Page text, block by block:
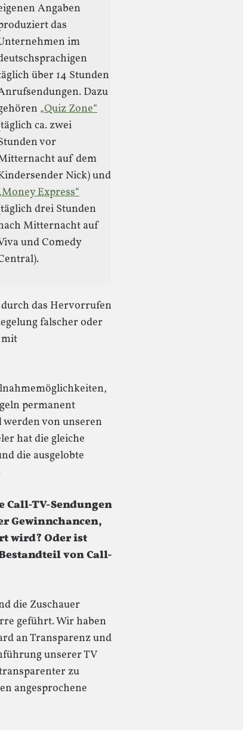
Angaben
das
im
über 14 Stunden
Dazu
„Quiz Zone“
ca. zwei
vor
auf dem
Nick) und
Express“
drei Stunden
Mitternacht auf
und Comedy
durch das Hervorrufen
falscher oder
mit
permanent
von unseren
hat die gleiche
die ausgelobte
Call-TV-Sendungen
Gewinnchancen,
wird? Oder ist
von Call-
die Zuschauer
geführt. Wir haben
an Transparenz und
unserer TV
zu
angesprochene